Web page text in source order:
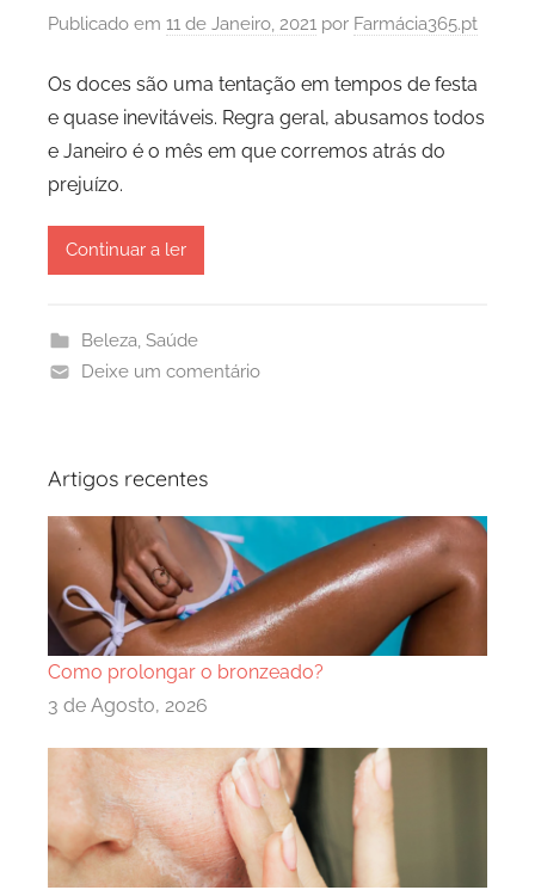
Publicado em 11 de Janeiro, 2021 por Farmácia365.pt
Os doces são uma tentação em tempos de festa
e quase inevitáveis. Regra geral, abusamos todos
e Janeiro é o mês em que corremos atrás do
prejuízo.
Continuar a ler
Beleza Saúde
Deixe um comentário
Artigos recentes
Como prolongar o bronzeado?
3 de Agosto, 2026